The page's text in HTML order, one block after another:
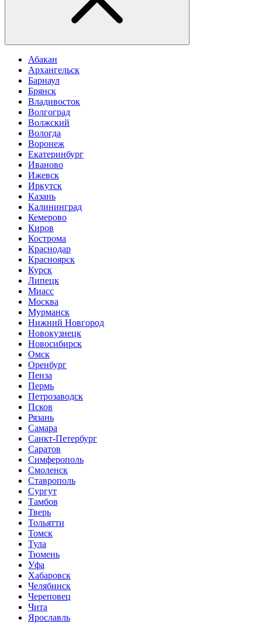
Абакан
Архангельск
Барнаул
Брянск
Владивосток
Волгоград
Волжский
Вологда
Воронеж
Екатеринбург
Иваново
Ижевск
Иркутск
Казань
Калининград
Кемерово
Киров
Кострома
Краснодар
Красноярск
Курск
Липецк
Миасс
Москва
Мурманск
Нижний Новгород
Новокузнецк
Новосибирск
Омск
Оренбург
Пенза
Пермь
Петрозаводск
Псков
Рязань
Самара
Санкт-Петербург
Саратов
Симферополь
Смоленск
Ставрополь
Сургут
Тамбов
Тверь
Тольятти
Томск
Тула
Тюмень
Уфа
Хабаровск
Челябинск
Череповец
Чита
Ярославль